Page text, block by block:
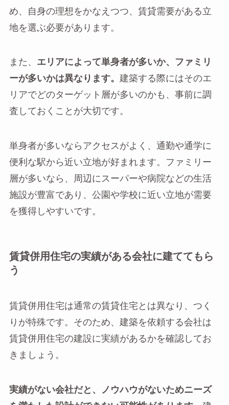
め、自身の理想をかなえつつ、賃貸需要がある立
地を選ぶ必要があります。
また、 エリアによって単身者が多いか、ファミリ
ーが多いかは異なります。 建築する際にはそのエ
リアでどのターゲット層が多いのかも、事前に調
査しておくことが大切です。
単身者が多いならアクセスがよく、通勤や通学に
便利な駅から近い立地が好まれます。ファミリー
層が多いなら、周辺にスーパーや病院などの生活
施設が豊富であり、公園や学校に近い立地が需要
を獲得しやすいです。
賃貸併用住宅の実績がある会社に建ててもら
う
賃貸併用住宅は通常の賃貸住宅とは異なり、つく
りが特殊です。そのため、建築を依頼する会社は
賃貸併用住宅の建設に実績があるかを確認してお
きましょう。
実績がない会社だと、ノウハウがないためニーズ